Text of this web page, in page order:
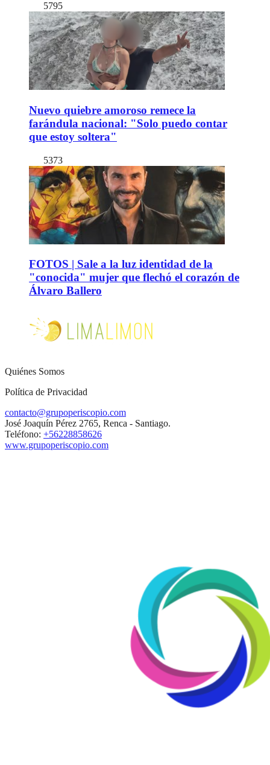
5795
Nuevo quiebre amoroso remece la
farándula nacional: "Solo puedo contar
que estoy soltera"
5373
FOTOS | Sale a la luz identidad de la
"conocida" mujer que flechó el corazón de
Álvaro Ballero
Quiénes Somos
Política de Privacidad
contacto@grupoperiscopio.com
José Joaquín Pérez 2765, Renca - Santiago.
Teléfono: +56228858626
www.grupoperiscopio.com